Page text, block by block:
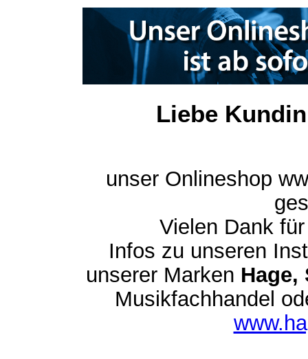
Liebe
unser Onlineshop
Vielen Dank
Infos zu unseren
unserer Marken Hage,
Musikfachhandel